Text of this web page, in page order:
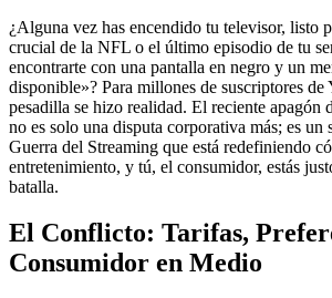
¿Alguna vez has encendido tu televisor, listo
crucial de la NFL o el último episodio de tu
encontrarte con una pantalla en negro y un
disponible»? Para millones de suscriptores de
pesadilla se hizo realidad. El reciente apagón
no es solo una disputa corporativa más; es un
Guerra del Streaming que está redefiniendo
entretenimiento, y tú, el consumidor, estás
batalla.
El Conflicto: Tarifas,
Consumidor en Medio